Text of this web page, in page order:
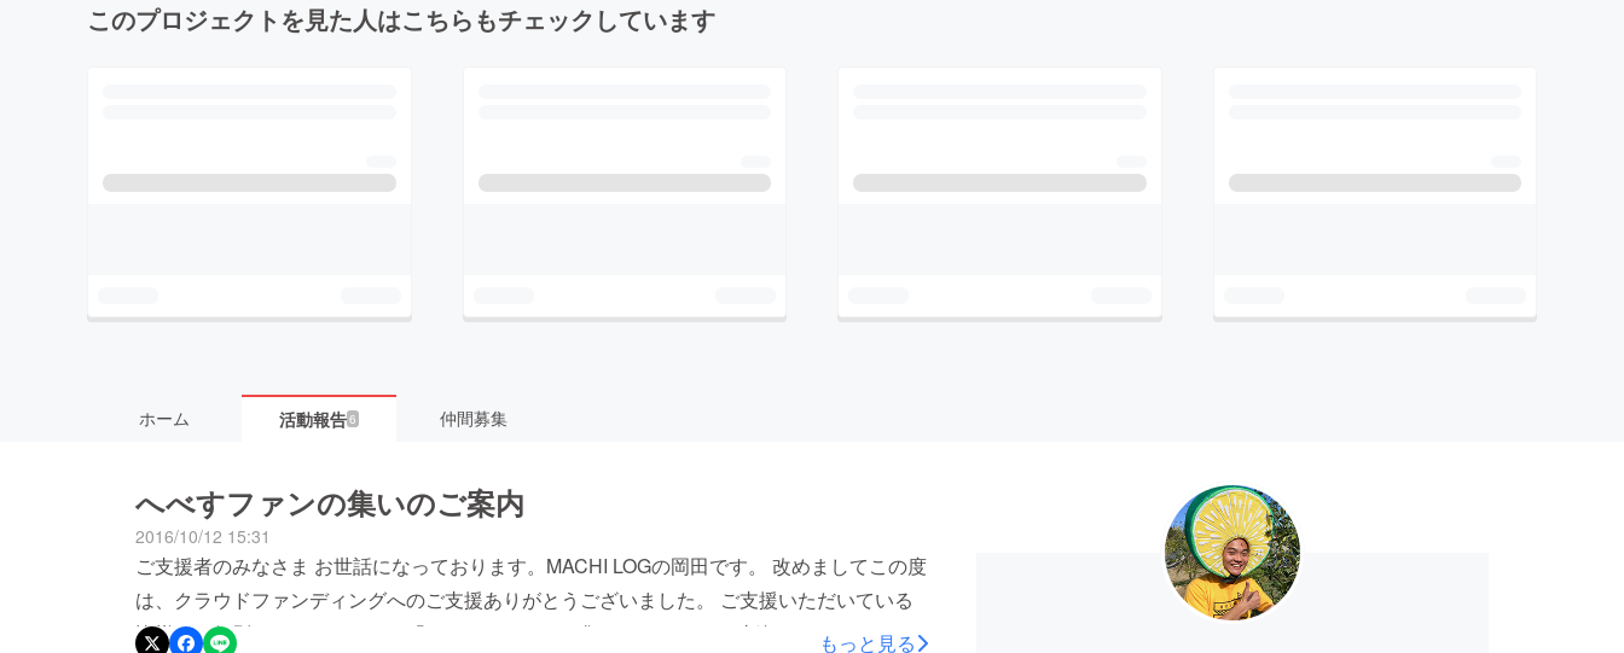
このプロジェクトを見た人はこちらもチェックしています
ホーム 活動報告6 仲間募集
へべすファンの集いのご案内
2016/10/12 15:31
ご支援者のみなさま お世話になっております。MACHI LOGの岡田です。 改めましてこの度
は、クラウドファンディングへのご支援ありがとうございました。 ご支援いただいている
皆様に、個別のメッセージにて「へべす」ファンの集いについてのご連絡をさせていただい
もっと見る